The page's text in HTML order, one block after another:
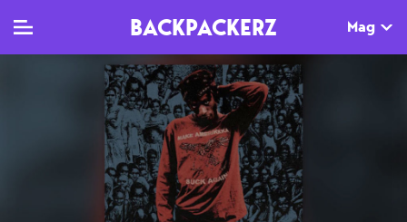
BACKPACKERZ Mag
MAG
Dossiers
Tops